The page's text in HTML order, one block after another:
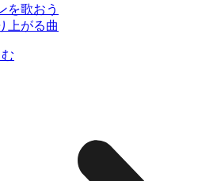
を歌おう
上がる曲